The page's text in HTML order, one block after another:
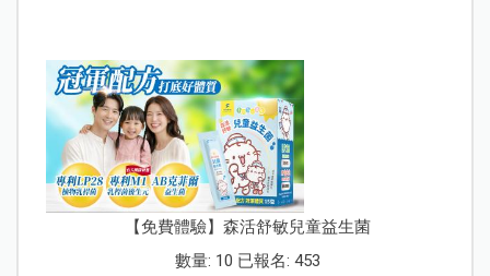
【免費體驗】森活舒敏兒童益生菌
數量: 10 已報名: 453